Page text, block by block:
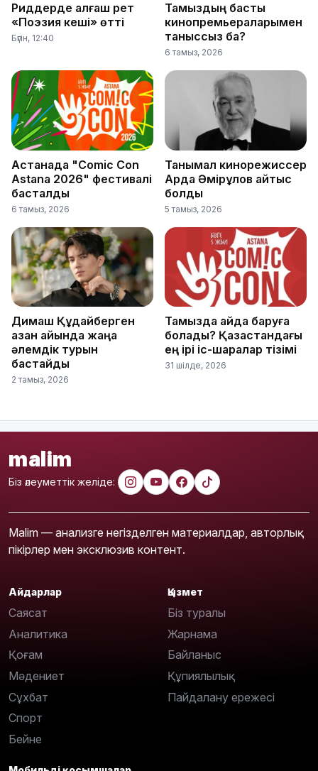
Риддерде алғаш рет
«Поэзия кеші» өтті
Бүгін, 12:40
Тамыздың басты
кинопремьераларымен
таныссыз ба?
6 тамыз, 2026
Астанада "Comic Con
Astana 2026" фестивалі
басталды
6 тамыз, 2026
Танымал кинорежиссер
Ардақ Әмірқұлов қайтыс
болды
5 тамыз, 2026
Димаш Құдайберген
қазан айында жаңа
әлемдік турын
бастайды
2 тамыз, 2026
Тамызда қайда баруға
болады? Қазақстандағы
ең ірі іс-шаралар тізімі
31 шілде, 2026
malim
Біз әлеуметтік желіде:
Malim — анализге негізделген материалдар, авторлық
пікірлер мен эксклюзив контент.
Айдарлар
Саясат
Аналитика
Қоғам
Мәдениет
Сұхбат
Спорт
Бейне
Қызмет
Біз туралы
Жарнама
Байланыс
Құпиялылық
Пайдалану ережесі